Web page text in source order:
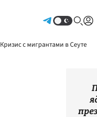
Кризис с мигрантами в Сеуте